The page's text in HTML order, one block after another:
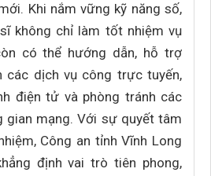
Khi nắm vững kỹ năng số,
không chỉ làm tốt nhiệm vụ
có thể hướng dẫn, hỗ trợ
các dịch vụ công trực tuyến,
điện tử và phòng tránh các
gian mạng. Với sự quyết tâm
Công an tỉnh Vĩnh Long
định vai trò tiên phong,